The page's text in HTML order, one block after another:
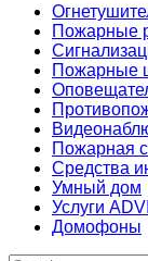
Пожарные
Пожарные
Пожарная
Средства
Умный дом
Услуги
Домофоны